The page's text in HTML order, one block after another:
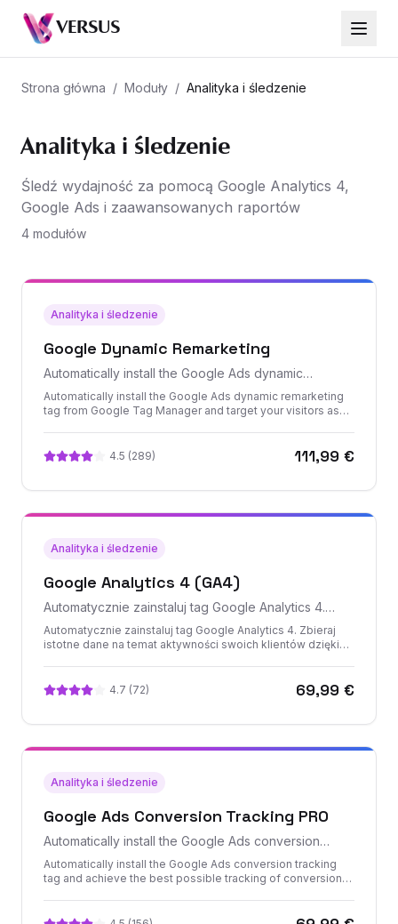
VERSUS
Strona główna / Moduły / Analityka i śledzenie
Analityka i śledzenie
Śledź wydajność za pomocą Google Analytics 4,
Google Ads i zaawansowanych raportów
4 modułów
Analityka i śledzenie
Google Dynamic Remarketing
Automatically install the Google Ads dynamic
remarketing tag from Google Tag Manager and
target your visitors as they browse the Google
Automatically install the Google Ads dynamic remarketing
tag from Google Tag Manager and target your visitors as
Manager : Dynamic Remarketing
4.5 (289) 111,99 €
Analityka i śledzenie
Google Analytics 4 (GA4)
Automatycznie zainstaluj tag Google Analytics 4.
Zbieraj istotne dane na temat aktywności swoich
klientów dzięki GA4
Automatycznie zainstaluj tag Google Analytics 4. Zbieraj
istotne dane na temat aktywności swoich klientów dzięki
Analytics 4.
4.7 (72) 69,99 €
Analityka i śledzenie
Google Ads Conversion Tracking PRO
Automatically install the Google Ads conversion
tracking tag and achieve the best possible tracking
of conversions generated by your Google Ads
Automatically install the Google Ads conversion tracking
tag and achieve the best possible tracking of conversions
campaigns.